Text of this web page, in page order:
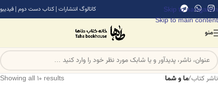
Skip to navigation
Skip to main content
کاتالوگ انتشارات | کتاب دست دوم | فیدیبو
منو
ناشر کتاب/ما و شما
Showing all 10 results